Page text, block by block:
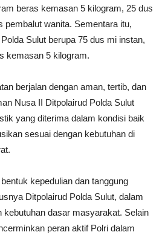
beras kemasan 5 kilogram, 25 dus
pembalut wanita. Sementara itu,
Sulut berupa 75 dus mi instan,
kemasan 5 kilogram.
berjalan dengan aman, tertib, dan
Nusa II Ditpolairud Polda Sulut
yang diterima dalam kondisi baik
sesuai dengan kebutuhan di
kepedulian dan tanggung
Ditpolairud Polda Sulut, dalam
kebutuhan dasar masyarakat. Selain
peran aktif Polri dalam